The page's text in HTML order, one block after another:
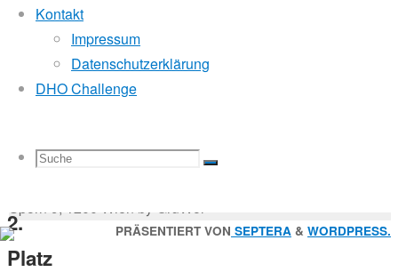
Kontakt
Impressum
Datenschutzerklärung
DHO Challenge
Suche
Suchen
nach:
Suche
2026
2026
Regatta
2.
Platz
Sternfahrten Archiv
Ruderlinks-
Impressum-
nach:
Sporn 9, 1200 Wien by GruWol
PRÄSENTIERT VON SEPTERA & WORDPRESS.
Zurück
nach